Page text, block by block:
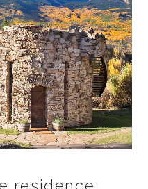
residence